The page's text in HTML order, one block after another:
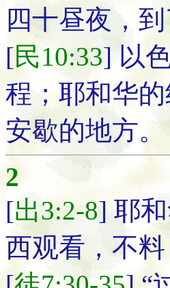
四十昼夜，
[民10:33] 以
程；耶和华
安歇的地方。
2
[出3:2-8] 耶
西观看，不